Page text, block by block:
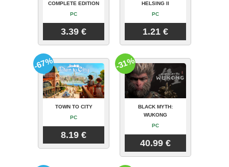
COMPLETE EDITION
PC
3.39 €
HELSING II
PC
1.21 €
TOWN TO CITY
PC
8.19 €
-67%
BLACK MYTH:
WUKONG
PC
40.99 €
-31%